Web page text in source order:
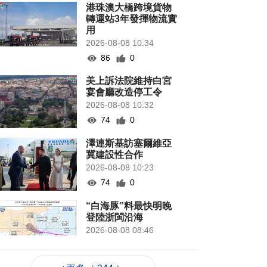
港珠澳大橋跨境貨物
轉運站3年發揮物流實
用
2026-08-08 10:34
86
0
美上訴法院維持白宮
宴會廳改造停工令
2026-08-08 10:32
74
0
澤連斯基訪塞爾維亞
冀建設性合作
2026-08-08 10:23
74
0
“白海豚”料最快明晚
登陸浙閩沿海
2026-08-08 08:46